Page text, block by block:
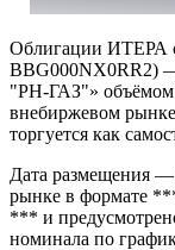
Облигации ИТЕРА
BBG000NX0RR2)
"РН-ГАЗ"» объёмом
внебиржевом
торгуется как
Дата размещения
рынке в формате
*** и
номинала по